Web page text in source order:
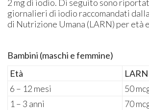
2 mg di iodio. Di seguito sono
giornalieri di iodio raccomandati
di Nutrizione Umana (LARN) per età
Bambini (maschi e femmine)
Età
LARN
6 – 12 mesi
50
1 – 3 anni
70